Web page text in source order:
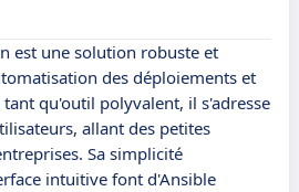
est une solution robuste et
des déploiements et
qu'outil polyvalent, il s'adresse
allant des petites
Sa simplicité
intuitive font d'Ansible